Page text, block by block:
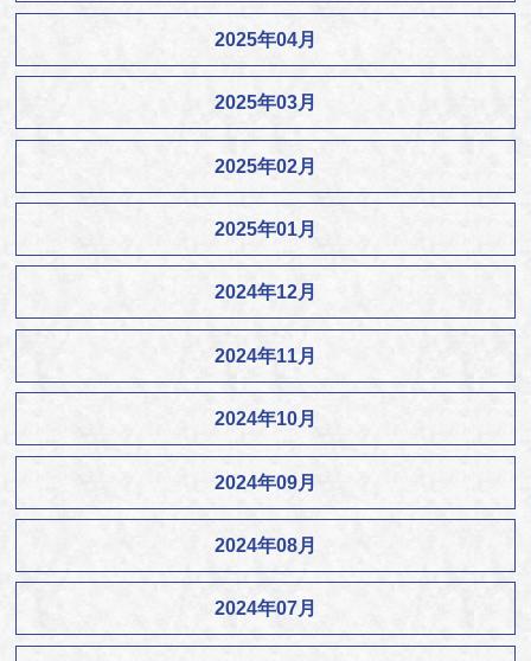
2025年04月
2025年03月
2025年02月
2025年01月
2024年12月
2024年11月
2024年10月
2024年09月
2024年08月
2024年07月